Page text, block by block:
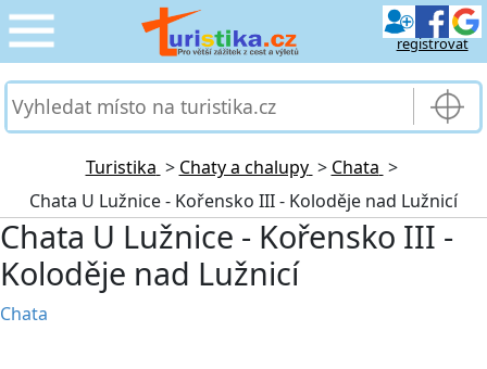
registrovat
CESTOVÁNÍ
PRO TURISTY ›
MOJE TURISTIKA ›
Turistika > Chaty a chalupy > Chata >
Chata U Lužnice - Kořensko III - Koloděje nad Lužnicí
Chata U Lužnice - Kořensko III -
Koloděje nad Lužnicí
Chata